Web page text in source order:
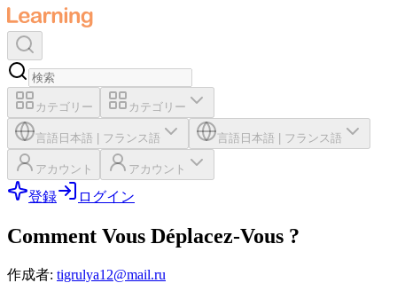
カテゴリー カテゴリー
言語 日本語 フランス語 言語 日本語 フランス語
アカウント アカウント
登録 ログイン
Comment Vous Déplacez-Vous ?
作成者: tigrulya12@mail.ru